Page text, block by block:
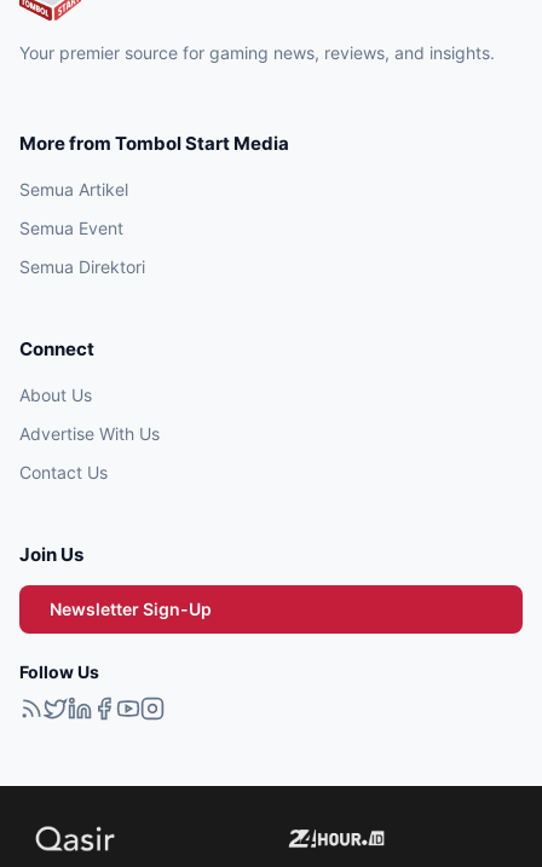
Your premier source for gaming news, reviews, and insights.
More from Tombol Start Media
Semua Artikel
Semua Event
Semua Direktori
Connect
About Us
Advertise With Us
Contact Us
Join Us
Newsletter Sign-Up
Follow Us